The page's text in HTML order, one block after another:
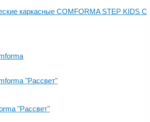
каркасные COMFORMA STEP KIDS С
"Рассвет"